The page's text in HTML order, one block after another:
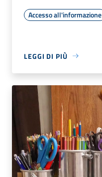
Accesso all'informazione
LEGGI DI PIÙ